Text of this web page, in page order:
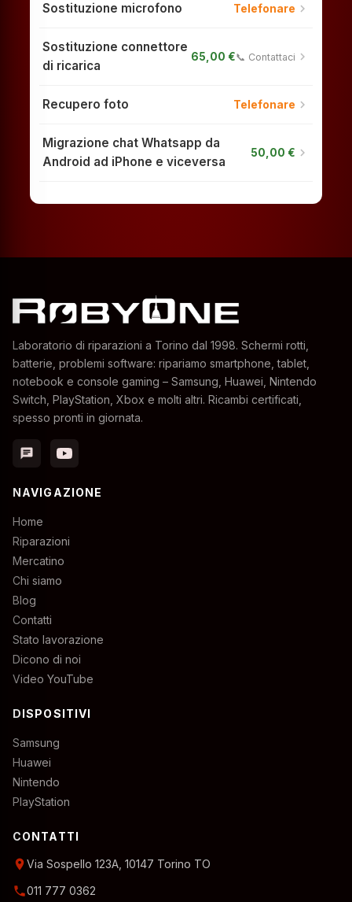
Sostituzione microfono Telefonare chevron_right
Sostituzione connettore
di ricarica
65,00 €📞 Contattaci chevron_right
Recupero foto Telefonare chevron_right
Migrazione chat Whatsapp da
Android ad iPhone e viceversa
50,00 € chevron_right
Laboratorio di riparazioni a Torino dal 1998. Schermi rotti,
batterie, problemi software: ripariamo smartphone, tablet,
notebook e console gaming – Samsung, Huawei, Nintendo
Switch, PlayStation, Xbox e molti altri. Ricambi certificati,
spesso pronti in giornata.
chat
NAVIGAZIONE
Home
Riparazioni
Mercatino
Chi siamo
Blog
Contatti
Stato lavorazione
Dicono di noi
Video YouTube
DISPOSITIVI
Samsung
Huawei
Nintendo
PlayStation
CONTATTI
location_onVia Sospello 123A, 10147 Torino TO
phone011 777 0362